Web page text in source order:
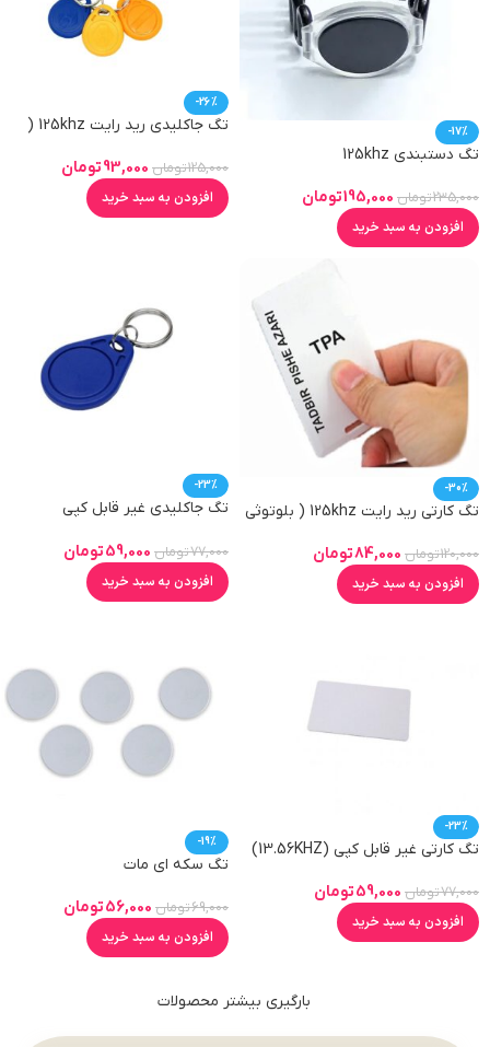
-17%
تگ دستبندی 125khz
235,000تومان 195,000تومان
افزودن به سبد خرید
-26%
تگ جاکلیدی رید رایت 125khz (
125,000تومان 93,000تومان
افزودن به سبد خرید
-30%
تگ کارتی رید رایت 125khz ( بلوتوثی
120,000تومان 84,000تومان
افزودن به سبد خرید
-23%
تگ جاکلیدی غیر قابل کپی
77,000تومان 59,000تومان
افزودن به سبد خرید
-23%
تگ کارتی غیر قابل کپی (13.56KHZ)
77,000تومان 59,000تومان
افزودن به سبد خرید
-19%
تگ سکه ای مات
69,000تومان 56,000تومان
افزودن به سبد خرید
بارگیری بیشتر محصولات